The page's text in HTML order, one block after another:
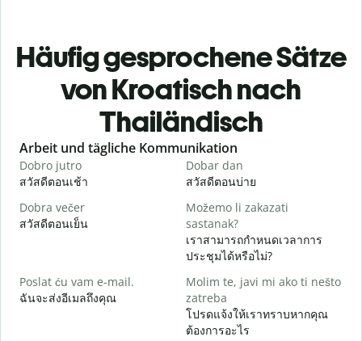
Häufig gesprochene Sätze
von Kroatisch nach
Thailändisch
Slide 1 of 6
Arbeit und tägliche Kommunikation
Dobro jutro
สวัสดีตอนเช้า
Dobar dan
สวัสดีตอนบ่าย
Dobra večer
สวัสดีตอนเย็น
Možemo li zakazati
sastanak?
เราสามารถกำหนดเวลาการ
ประชุมได้หรือไม่?
Poslat ću vam e-mail.
ฉันจะส่งอีเมลถึงคุณ
Molim te, javi mi ako ti nešto
zatreba
โปรดแจ้งให้เราทราบหากคุณ
ต้องการอะไร